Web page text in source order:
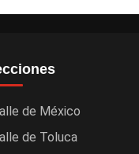
de México
de Toluca